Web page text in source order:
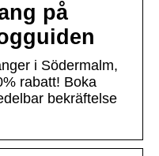
på
i Södermalm,
rabatt! Boka
bekräftelse